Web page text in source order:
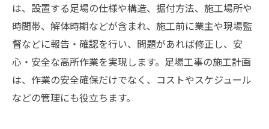
は、設置する足場の仕様や構造、据付方法、施工場所や
時間帯、解体時期などが含まれ、施工前に業主や現場監
督などに報告・確認を行い、問題があれば修正し、安
心・安全な高所作業を実現します。足場工事の施工計画
は、作業の安全確保だけでなく、コストやスケジュール
などの管理にも役立ちます。